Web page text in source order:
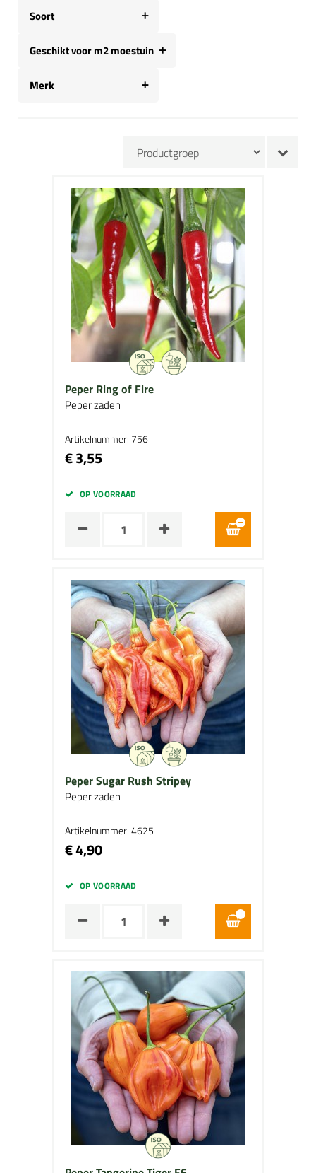
Soort
Geschikt voor m2 moestuin
Merk
Peper Ring of Fire
Peper zaden
Artikelnummer: 756
€ 3,55
OP VOORRAAD
Peper Sugar Rush Stripey
Peper zaden
Artikelnummer: 4625
€ 4,90
OP VOORRAAD